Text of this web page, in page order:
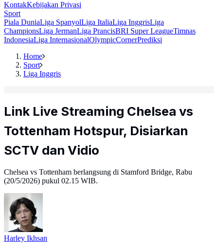
KontakKebijakan Privasi
Sport
Piala DuniaLiga SpanyolLiga ItaliaLiga InggrisLiga
ChampionsLiga JermanLiga PrancisBRI Super LeagueTimnas
IndonesiaLiga InternasionalOlympicCornerPrediksi
Home
Sport
Liga Inggris
Link Live Streaming Chelsea vs
Tottenham Hotspur, Disiarkan
SCTV dan Vidio
Chelsea vs Tottenham berlangsung di Stamford Bridge, Rabu
(20/5/2026) pukul 02.15 WIB.
Harley Ikhsan